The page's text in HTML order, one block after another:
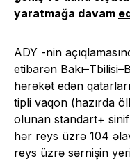
yaratmağa davam
ADY -nin
etibarən
hərəkət edən
tipli vaqon (hazırda
olunan standart+
hər reys üzrə 104
reys üzrə sərnişin